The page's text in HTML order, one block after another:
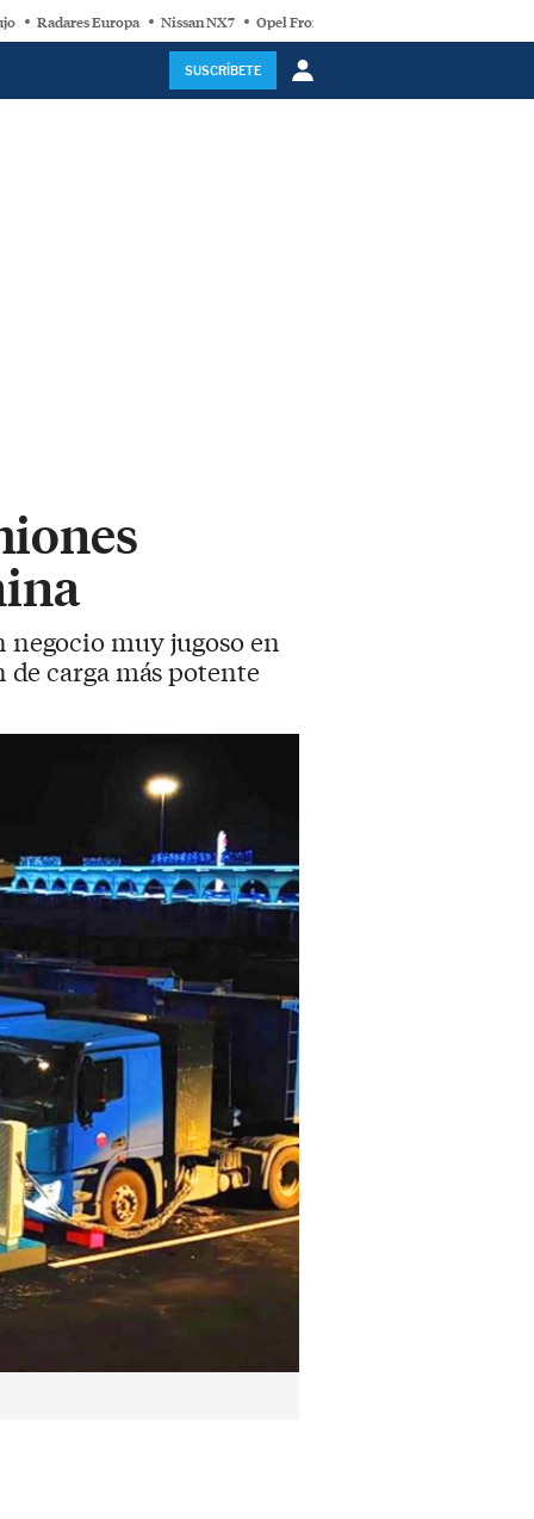
Radares Europa Nissan NX7 Opel Frontera Electric
SUSCRÍBETE
muy jugoso en
carga más potente